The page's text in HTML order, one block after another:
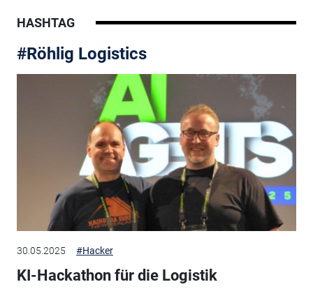
HASHTAG
#Röhlig Logistics
30.05.2025 #Hacker
KI-Hackathon für die Logistik